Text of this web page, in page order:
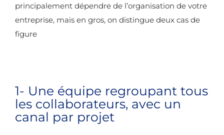
principalement dépendre de l’organisation de votre
entreprise, mais en gros, on distingue deux cas de
figure
1- Une équipe regroupant tous
les collaborateurs, avec un
canal par projet